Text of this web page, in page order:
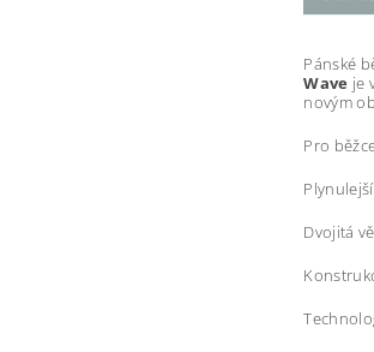
Pánské
Wave je
novým
Pro
Dvojitá